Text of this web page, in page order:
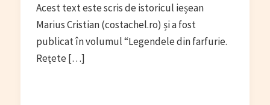
Acest text este scris de istoricul ieșean
Marius Cristian (costachel.ro) și a fost
publicat în volumul “Legendele din farfurie.
Rețete […]